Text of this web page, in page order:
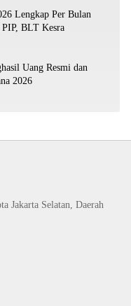
Lengkap Per Bulan
BLT Kesra
Uang Resmi dan
2026
Jakarta Selatan, Daerah